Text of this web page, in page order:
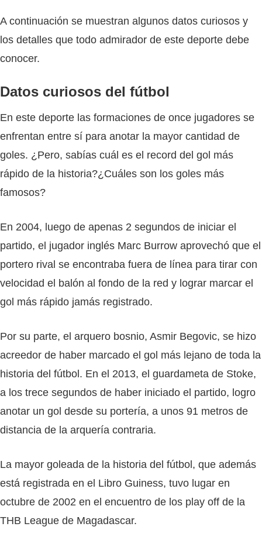
A continuación se muestran algunos datos curiosos y
los detalles que todo admirador de este deporte debe
conocer.
Datos curiosos del fútbol
En este deporte las formaciones de once jugadores se
enfrentan entre sí para anotar la mayor cantidad de
goles. ¿Pero, sabías cuál es el record del gol más
rápido de la historia?¿Cuáles son los goles más
famosos?
En 2004, luego de apenas 2 segundos de iniciar el
partido, el jugador inglés Marc Burrow aprovechó que el
portero rival se encontraba fuera de línea para tirar con
velocidad el balón al fondo de la red y lograr marcar el
gol más rápido jamás registrado.
Por su parte, el arquero bosnio, Asmir Begovic, se hizo
acreedor de haber marcado el gol más lejano de toda la
historia del fútbol. En el 2013, el guardameta de Stoke,
a los trece segundos de haber iniciado el partido, logro
anotar un gol desde su portería, a unos 91 metros de
distancia de la arquería contraria.
La mayor goleada de la historia del fútbol, que además
está registrada en el Libro Guiness, tuvo lugar en
octubre de 2002 en el encuentro de los play off de la
THB League de Magadascar.